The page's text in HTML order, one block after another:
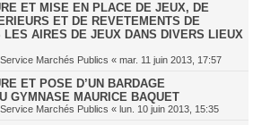
ET MISE EN PLACE DE JEUX, DE
ET DE REVETEMENTS DE
LES AIRES DE JEUX DANS DIVERS LIEUX
Service Marchés Publics « mar. 11 juin 2013, 17:57
ET POSE D’UN BARDAGE
GYMNASE MAURICE BAQUET
Service Marchés Publics « lun. 10 juin 2013, 15:35